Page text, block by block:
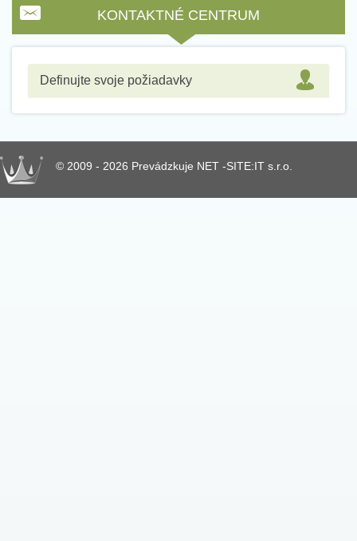
KONTAKTNÉ CENTRUM
Definujte svoje požiadavky
© 2009 - 2026 Prevádzkuje NET -SITE:IT s.r.o.